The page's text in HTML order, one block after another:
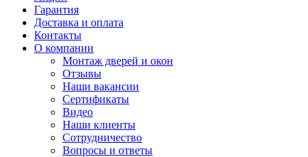
Гарантия
Доставка и оплата
Контакты
О компании
Монтаж дверей и окон
Отзывы
Наши вакансии
Сертификаты
Видео
Наши клиенты
Сотрудничество
Вопросы и ответы